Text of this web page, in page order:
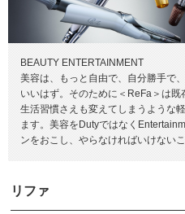
BEAUTY ENTERTAINMENT
美容は、もっと自由で、自分勝手で
いいはず。そのために＜ReFa＞は
生活習慣さえも変えてしまうような
ます。美容をDutyではなく
ンをおこし、やらなければいけない
リファ